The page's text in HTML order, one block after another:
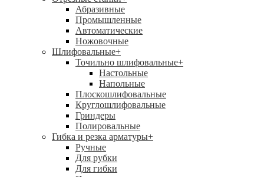
Абразивные
Промышленные
Автоматические
Ножовочные
Шлифовальные+
Точильно шлифовальные+
Настольные
Напольные
Плоскошлифовальные
Круглошлифовальные
Гриндеры
Полировальные
Гибка и резка арматуры+
Ручные
Для рубки
Для гибки